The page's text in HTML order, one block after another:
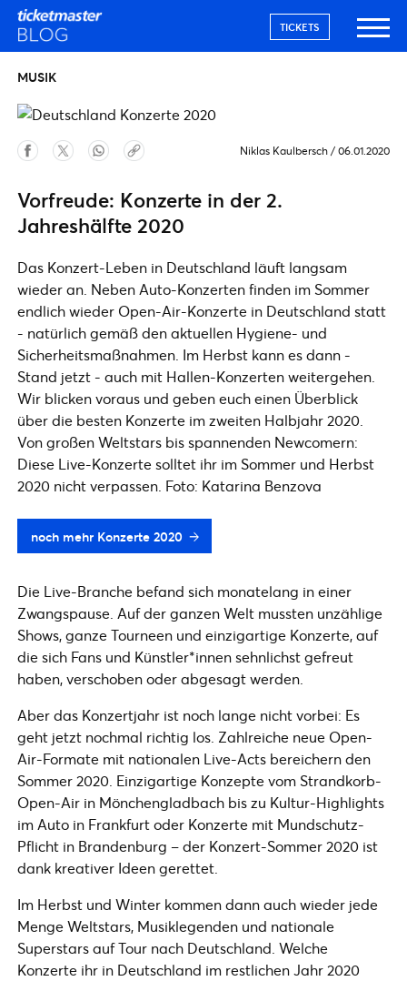
TICKETS
MUSIK
Niklas Kaulbersch / 06.01.2020
Vorfreude: Konzerte in der 2.
Jahreshälfte 2020
Das Konzert-Leben in Deutschland läuft langsam
wieder an. Neben Auto-Konzerten finden im Sommer
endlich wieder Open-Air-Konzerte in Deutschland statt
- natürlich gemäß den aktuellen Hygiene- und
Sicherheitsmaßnahmen. Im Herbst kann es dann -
Stand jetzt - auch mit Hallen-Konzerten weitergehen.
Wir blicken voraus und geben euch einen Überblick
über die besten Konzerte im zweiten Halbjahr 2020.
Von großen Weltstars bis spannenden Newcomern:
Diese Live-Konzerte solltet ihr im Sommer und Herbst
2020 nicht verpassen. Foto: Katarina Benzova
noch mehr Konzerte 2020
Die Live-Branche befand sich monatelang in einer
Zwangspause. Auf der ganzen Welt mussten unzählige
Shows, ganze Tourneen und einzigartige Konzerte, auf
die sich Fans und Künstler*innen sehnlichst gefreut
haben, verschoben oder abgesagt werden.
Aber das Konzertjahr ist noch lange nicht vorbei: Es
geht jetzt nochmal richtig los. Zahlreiche neue Open-
Air-Formate mit nationalen Live-Acts bereichern den
Sommer 2020. Einzigartige Konzepte vom Strandkorb-
Open-Air in Mönchengladbach bis zu Kultur-Highlights
im Auto in Frankfurt oder Konzerte mit Mundschutz-
Pflicht in Brandenburg – der Konzert-Sommer 2020 ist
dank kreativer Ideen gerettet.
Im Herbst und Winter kommen dann auch wieder jede
Menge Weltstars, Musiklegenden und nationale
Superstars auf Tour nach Deutschland. Welche
Konzerte ihr in Deutschland im restlichen Jahr 2020